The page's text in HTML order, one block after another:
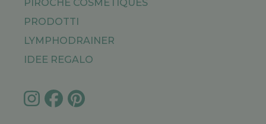
PIROCHE COSMETIQUES
PRODOTTI
LYMPHODRAINER
IDEE REGALO